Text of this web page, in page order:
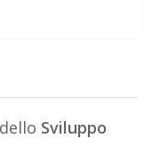
Sviluppo